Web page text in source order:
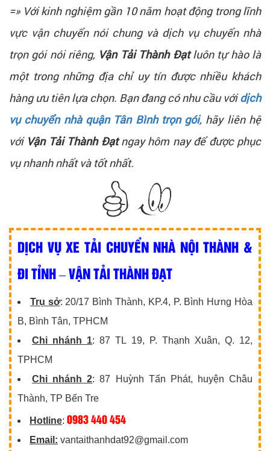
=» Với kinh nghiệm gần 10 năm hoạt động trong lĩnh
vực vận chuyển nói chung và dịch vụ chuyển nhà
trọn gói nói riêng, Vận Tải Thành Đạtluôn tự hào là
một trong những địa chỉ uy tín được nhiều khách
hàng ưu tiên lựa chọn. Bạn đang có nhu cầu vớidịch
vụ chuyển nhà quận Tân Bình trọn gói, hãy liên hệ
với Vận Tải Thành Đạtngay hôm nay để được phục
vụ nhanh nhất và tốt nhất.
DỊCH VỤ XE TẢI CHUYỂN NHÀ NỘI THÀNH &
ĐI TỈNH – VẬN TẢI THÀNH ĐẠT
Trụ sở: 20/17 Bình Thành, KP.4, P. Bình Hưng Hòa
B, Bình Tân, TPHCM
Chi nhánh 1: 87 TL 19, P. Thạnh Xuân, Q. 12,
TPHCM
Chi nhánh 2: 87 Huỳnh Tấn Phát, huyện Châu
Thành, TP Bến Tre
Hotline: 0983 440 454
Email: vantaithanhdat92@gmail.com